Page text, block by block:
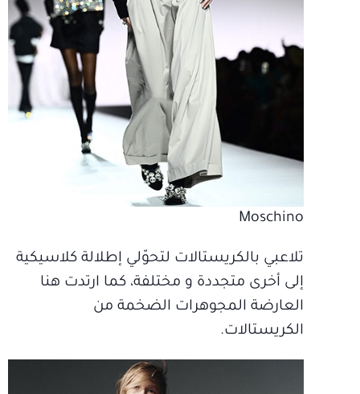
Moschino
تلاعبي بالكريستالات لتحوّلي إطلالة كلاسيكية
إلى أخرى متجددة و مختلفة، كما ارتدت هنا
العارضة المجوهرات الضخمة من
الكريستالات.